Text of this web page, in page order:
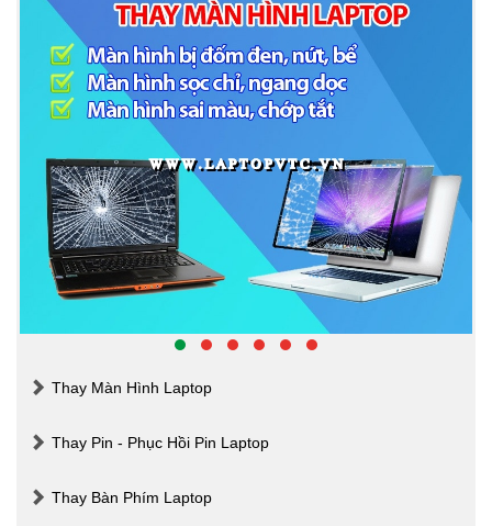
Thay Màn Hình Laptop
Thay Pin - Phục Hồi Pin Laptop
Thay Bàn Phím Laptop